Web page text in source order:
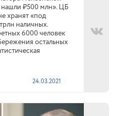
нашли ₽500 млн». ЦБ
хранят «под
наличных.
6000 человек
остальных
24.03.2021